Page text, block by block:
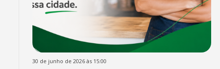
30 de junho de 2026 às 15:00